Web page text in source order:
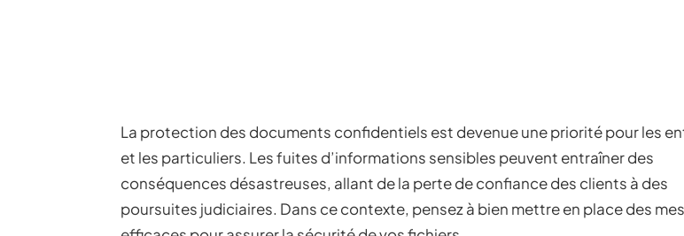
La protection des documents confidentiels est devenue une priorité pour les
et les particuliers. Les fuites d’informations sensibles peuvent entraîner des
conséquences désastreuses, allant de la perte de confiance des clients à des
poursuites judiciaires. Dans ce contexte, pensez à bien mettre en place des